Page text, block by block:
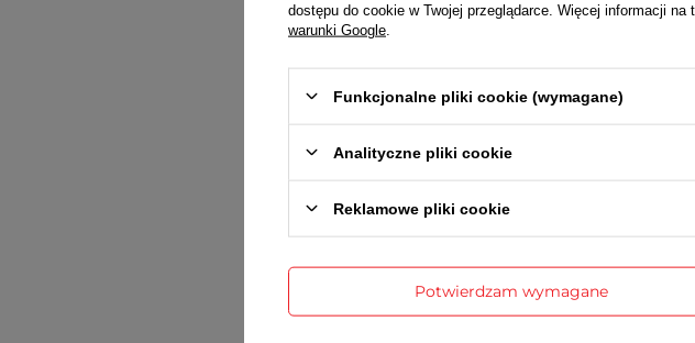
Treść twojej opinii
Dodaj własne zdjęcie produktu:
Twój email
dostępu do cookie w Twojej przeglądarce. Więcej informacji
warunki Google
Funkcjonalne pliki cookie (wymagane)
Analityczne pliki cookie
Reklamowe pliki cookie
Potwierdzam wymagane